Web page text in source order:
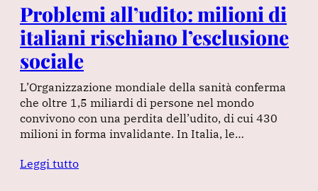
Problemi all’udito: milioni di
italiani rischiano l’esclusione
sociale
L’Organizzazione mondiale della sanità conferma
che oltre 1,5 miliardi di persone nel mondo
convivono con una perdita dell’udito, di cui 430
milioni in forma invalidante. In Italia, le…
Leggi tutto